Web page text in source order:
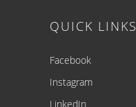
QUICK LINKS
Facebook
Instagram
LinkedIn